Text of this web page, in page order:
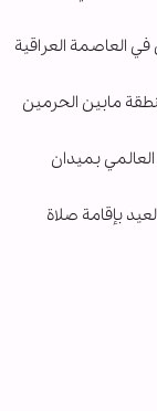
العاصمة العراقية
مابين الحرمين
بميدان
بإقامة صلاة